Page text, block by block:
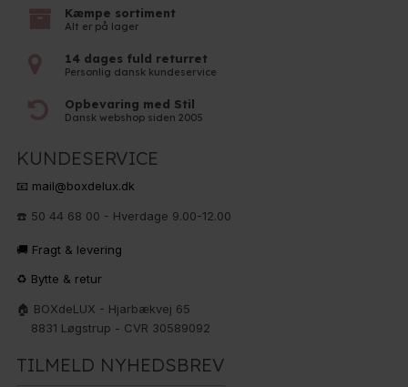
Kæmpe sortiment
Alt er på lager
14 dages fuld returret
Personlig dansk kundeservice
Opbevaring med Stil
Dansk webshop siden 2005
KUNDESERVICE
📧 mail@boxdelux.dk
☎️ 50 44 68 00 - Hverdage 9.00-12.00
🚚 Fragt & levering
♻️ Bytte & retur
🏠 BOXdeLUX - Hjarbækvej 65
8831 Løgstrup - CVR 30589092
TILMELD NYHEDSBREV